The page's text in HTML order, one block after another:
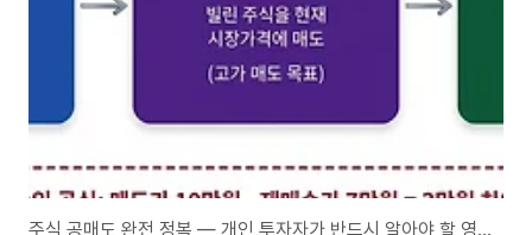
주식 공매도 완전 정복 — 개인 투자자가 반드시 알아야 할 영향과 대응법